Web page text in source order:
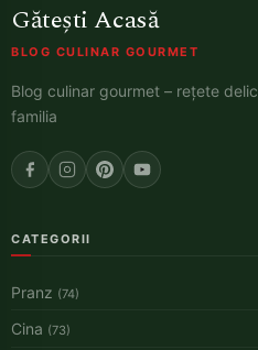
Gătești Acasă
BLOG CULINAR GOURMET
Blog culinar gourmet – rețete
familia
CATEGORII
Pranz (74)
Cina (73)